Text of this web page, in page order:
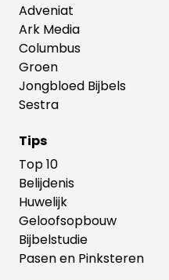
Adveniat
Ark Media
Columbus
Groen
Jongbloed Bijbels
Sestra
Tips
Top 10
Belijdenis
Huwelijk
Geloofsopbouw
Bijbelstudie
Pasen en Pinksteren